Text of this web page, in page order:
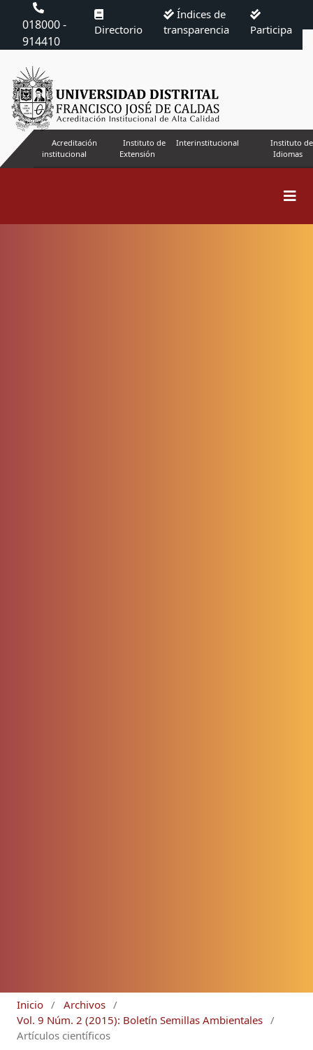
018000 -
914410
Directorio
Índices de
transparencia
Participa
Acreditación
institucional
Instituto de
Extensión
Interinstitucional
Instituto de
Idiomas
Inicio / Archivos /
Vol. 9 Núm. 2 (2015): Boletín Semillas Ambientales /
Artículos científicos